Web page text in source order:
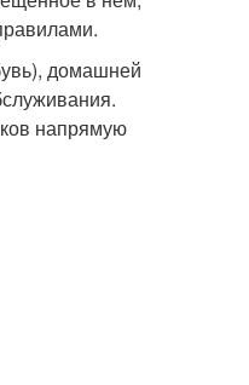
домашней
напрямую